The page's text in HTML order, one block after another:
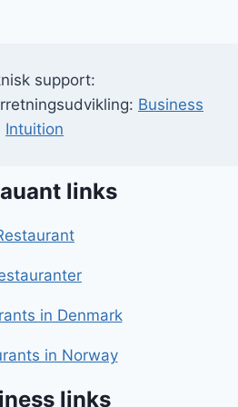
support:
Business
Intuition
links
in Denmark
in Norway
links